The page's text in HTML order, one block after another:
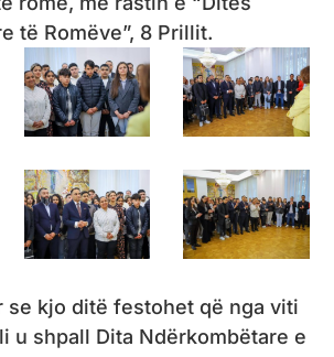
të Romëve”, 8 Prillit.
se kjo ditë festohet që nga viti
u shpall Dita Ndërkombëtare e